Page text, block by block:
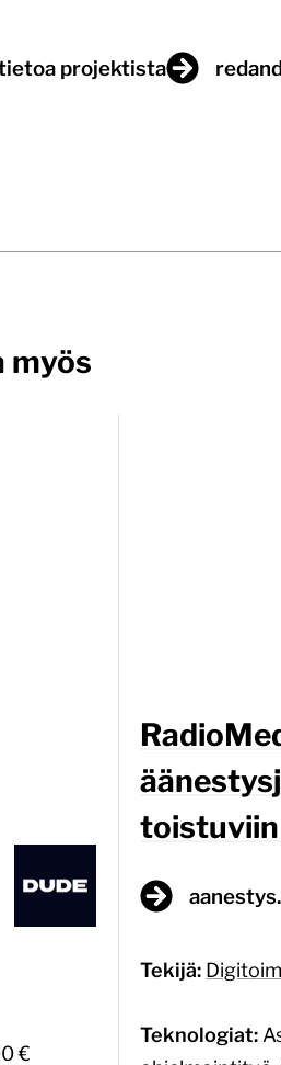
projektista
myös
€
Tekijä:
Teknologiat: